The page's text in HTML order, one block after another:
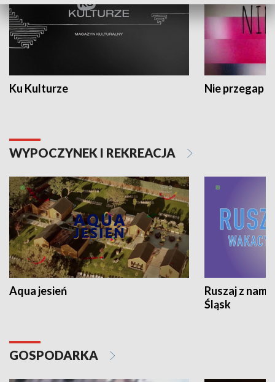
Ku Kulturze Nie przegap
WYPOCZYNEK I REKREACJA
Aqua jesień
Ruszaj z
Śląsk
GOSPODARKA